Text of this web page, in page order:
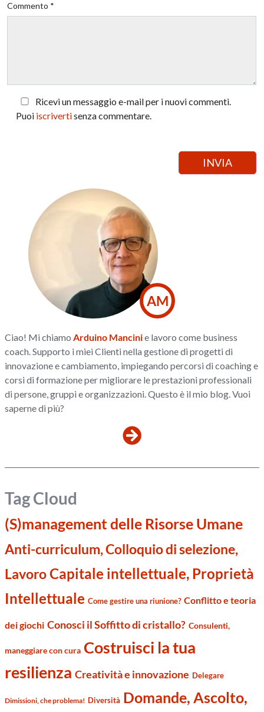
Commento *
Ricevi un messaggio e-mail per i nuovi commenti.
Puoi iscrivertisenza commentare.
AM
Ciao! Mi chiamo Arduino Mancinie lavoro come business
coach. Supporto i miei Clienti nella gestione di progetti di
innovazione e cambiamento, impiegando percorsi di coaching e
corsi di formazione per migliorare le prestazioni professionali
di persone, gruppi e organizzazioni. Questo è il mio blog. Vuoi
saperne di più?
Tag Cloud
(S)management delle Risorse Umane
Anti-curriculum, Colloquio di selezione,
LavoroCapitale intellettuale, Proprietà
Intellettuale Come gestire una riunione? Conflitto e teoria
dei giochi Conosci il Soffitto di cristallo? Consulenti,
maneggiare con cura Costruisci la tua
resilienza Creatività e innovazione Delegare
Dimissioni, che problema! Diversità Domande, Ascolto,